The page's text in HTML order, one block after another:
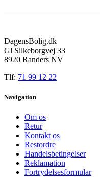
DagensBolig.dk
Gl Silkeborgvej 33
8920 Randers NV
Tlf: 71 99 12 22
Navigation
Om os
Retur
Kontakt os
Restordre
Handelsbetingelser
Reklamation
Fortrydelsesformular